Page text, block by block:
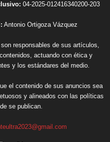
04-2025-012416340200-203
Antonio Ortigoza Vázquez
responsables de sus artículos,
actuando con ética y
y los estándares del medio.
el contenido de sus anuncios sea
y alineados con las políticas
se publican.